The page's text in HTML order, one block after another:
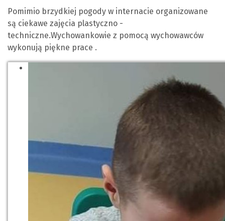
Pomimio brzydkiej pogody w internacie organizowane
są ciekawe zajęcia plastyczno -
techniczne.Wychowankowie z pomocą wychowawców
wykonują piękne prace .